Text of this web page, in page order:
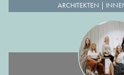
ARCHITEKTEN |